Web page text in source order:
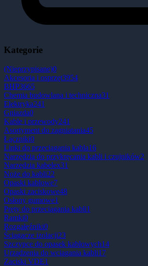
Kategorie
(Nieprzypisane)0
Akcesoria i osprzęt3954
BHP3665
Chemia budowlana i techniczna31
Elektryka241
Gniazda0
Kable i przewody241
Asortyment do zagniatania45
Łączniki0
Linki do przeciągania kabla16
Narzędzia do przykręcania kabli i czujników2
Narzędzia kabelex31
Noże do kabli22
Opaski kablowe7
Opaski zaciskowe48
Osłony gumowe1
Pręty do przeciągania kabli1
Ramki0
Rozgałęźniki0
Ściągacze izolacji23
Szczypce do opasek kablowych14
Urządzenia do wciągania kabli17
Zaciski VDE1